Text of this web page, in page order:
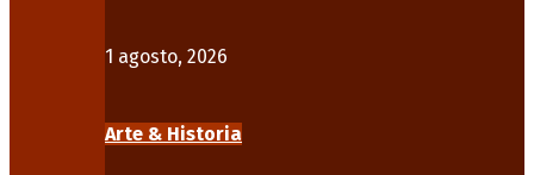
1 agosto, 2026
Arte & Historia